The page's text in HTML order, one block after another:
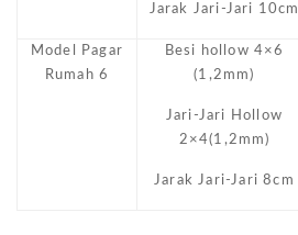
Jarak Jari-Jari 10cm
Model Pagar
Rumah 6
Besi hollow 4×6
(1,2mm)
Jari-Jari Hollow
2×4(1,2mm)
Jarak Jari-Jari 8cm